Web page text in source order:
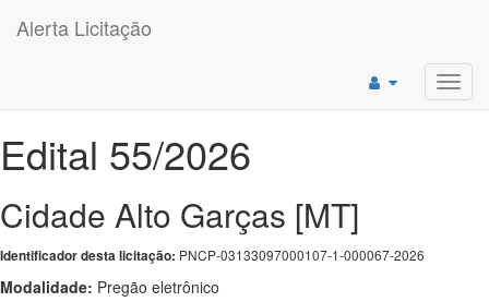
Alerta Licitação
Edital 55/2026
Cidade Alto Garças [MT]
Identificador desta licitação: PNCP-03133097000107-1-000067-2026
Modalidade: Pregão eletrônico